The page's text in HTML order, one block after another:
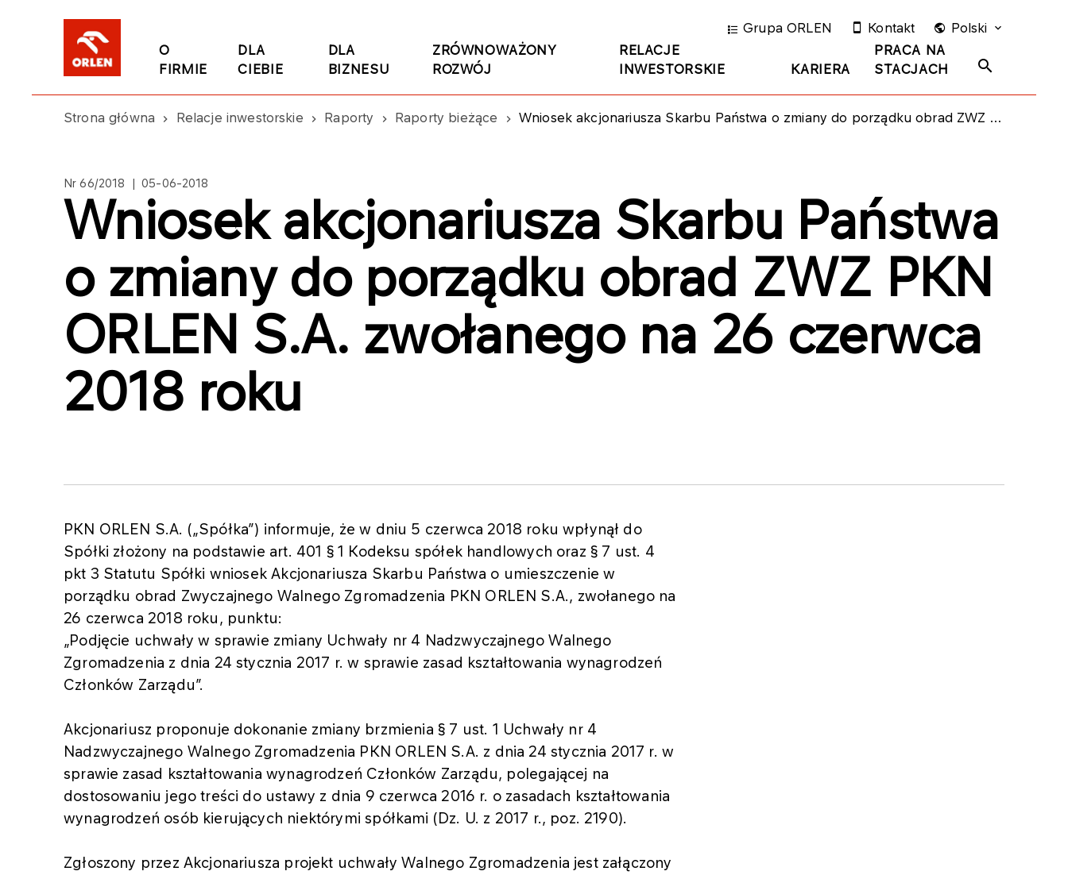
O
FIRMIE
DLA
CIEBIE
DLA
BIZNESU
ZRÓWNOWAŻONY
ROZWÓJ
RELACJE
INWESTORSKIE
KARIERA
PRACA NA
STACJACH
Grupa ORLEN Kontakt Polski
Strona główna Relacje inwestorskie Raporty Raporty bieżące Wniosek akcjonariusza Skarbu Państwa o zmiany do porządku obrad ZWZ PKN ORLEN S.A. zwołanego na 26 czerwca 2018 roku
Nr 66/2018 | 05-06-2018
Wniosek akcjonariusza Skarbu Państwa
o zmiany do porządku obrad ZWZ PKN
ORLEN S.A. zwołanego na 26 czerwca
2018 roku
PKN ORLEN S.A. („Spółka”) informuje, że w dniu 5 czerwca 2018 roku wpłynął do
Spółki złożony na podstawie art. 401 § 1 Kodeksu spółek handlowych oraz § 7 ust. 4
pkt 3 Statutu Spółki wniosek Akcjonariusza Skarbu Państwa o umieszczenie w
porządku obrad Zwyczajnego Walnego Zgromadzenia PKN ORLEN S.A., zwołanego na
26 czerwca 2018 roku, punktu:
„Podjęcie uchwały w sprawie zmiany Uchwały nr 4 Nadzwyczajnego Walnego
Zgromadzenia z dnia 24 stycznia 2017 r. w sprawie zasad kształtowania wynagrodzeń
Członków Zarządu”.
Akcjonariusz proponuje dokonanie zmiany brzmienia § 7 ust. 1 Uchwały nr 4
Nadzwyczajnego Walnego Zgromadzenia PKN ORLEN S.A. z dnia 24 stycznia 2017 r. w
sprawie zasad kształtowania wynagrodzeń Członków Zarządu, polegającej na
dostosowaniu jego treści do ustawy z dnia 9 czerwca 2016 r. o zasadach kształtowania
wynagrodzeń osób kierujących niektórymi spółkami (Dz. U. z 2017 r., poz. 2190).
Zgłoszony przez Akcjonariusza projekt uchwały Walnego Zgromadzenia jest załączony